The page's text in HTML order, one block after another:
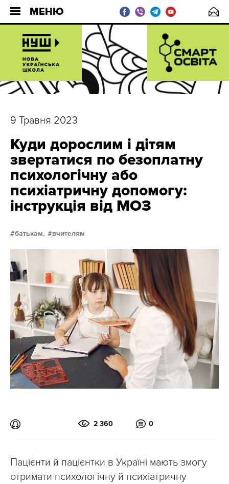
МЕНЮ
9 Травня 2023
Куди дорослим і дітям
звертатися по безоплатну
психологічну або
психіатричну допомогу:
інструкція від МОЗ
батькам, вчителям
2 360 0
Пацієнти й пацієнтки в Україні мають змогу
отримати психологічну й психіатричну